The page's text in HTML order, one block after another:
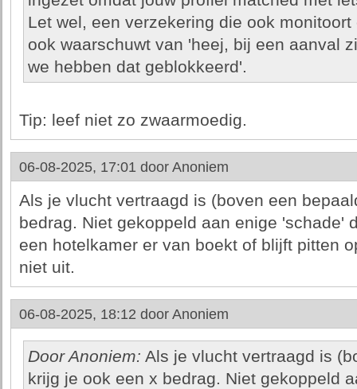
Let wel, een verzekering die ook
ook waarschuwt van 'heej, bij een aanval
we hebben dat geblokkeerd'.
Tip: leef niet zo zwaarmoedig.
06-08-2025, 17:01 door Anoniem
Als je vlucht vertraagd is (boven een
bedrag. Niet gekoppeld aan enige 'schade'
een hotelkamer er van boekt of blijft pitten
niet uit.
06-08-2025, 18:12 door Anoniem
Door Anoniem: Als je vlucht vertraagd is
krijg je ook een x bedrag. Niet gekoppeld